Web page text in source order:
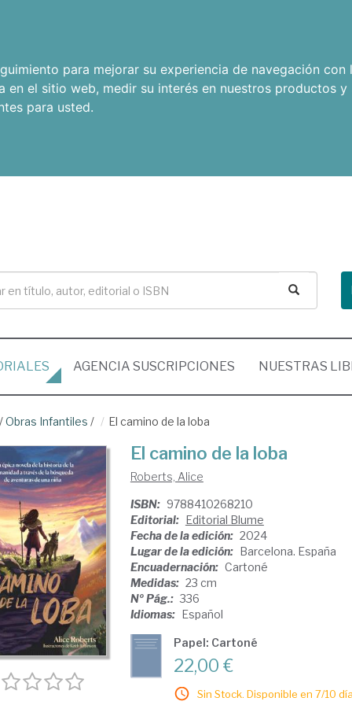
para mejorar su experiencia de navegación
en el sitio web, medir su interés en nuestros productos
para usted.
AGENCIA SUSCRIPCIONES NUESTRAS
Obras Infantiles / El camino de la loba
El camino de la loba
Roberts, Alice
ISBN: 9788410268210
Editorial: Editorial Blume
Fecha de la edición: 2024
Lugar de la edición: Barcelona. España
Encuadernación: Cartoné
Medidas: 23 cm
Nº Pág.: 336
Idiomas: Español
Papel: Cartoné
22,00 €
Sin Stock. Disponible en 7/10